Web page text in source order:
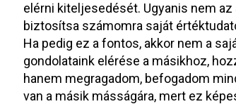
elérni kiteljesedését. Ugyanis nem
biztosítsa számomra saját
Ha pedig ez a fontos, akkor nem a
gondolataink elérése a másikhoz,
hanem megragadom, befogadom
van a másik másságára, mert ez